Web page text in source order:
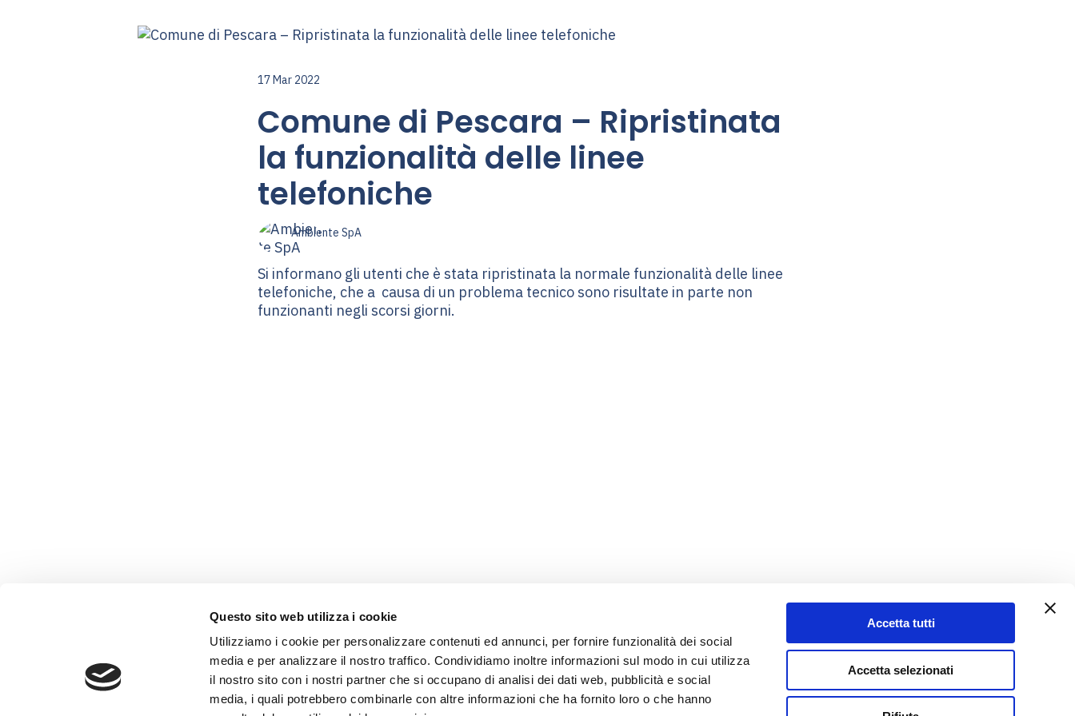
Questo sito web utilizza i cookie
Utilizziamo i cookie per personalizzare contenuti ed annunci, per fornire funzionalità dei social
media e per analizzare il nostro traffico. Condividiamo inoltre informazioni sul modo in cui utilizza
il nostro sito con i nostri partner che si occupano di analisi dei dati web, pubblicità e social
media, i quali potrebbero combinarle con altre informazioni che ha fornito loro o che hanno
Accetta tutti
Accetta selezionati
17 Mar 2022
Comune di Pescara – Ripristinata
la funzionalità delle linee
telefoniche
Ambiente SpA
Si informano gli utenti che è stata ripristinata la normale funzionalità delle linee
telefoniche, che a causa di un problema tecnico sono risultate in parte non
funzionanti negli scorsi giorni.